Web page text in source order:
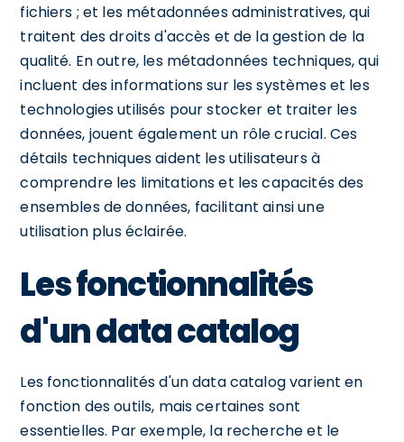
fichiers ; et les métadonnées administratives, qui
traitent des droits d'accès et de la gestion de la
qualité. En outre, les métadonnées techniques, qui
incluent des informations sur les systèmes et les
technologies utilisés pour stocker et traiter les
données, jouent également un rôle crucial. Ces
détails techniques aident les utilisateurs à
comprendre les limitations et les capacités des
ensembles de données, facilitant ainsi une
utilisation plus éclairée.
Les fonctionnalités
d'un data catalog
Les fonctionnalités d'un data catalog varient en
fonction des outils, mais certaines sont
essentielles. Par exemple, la recherche et le